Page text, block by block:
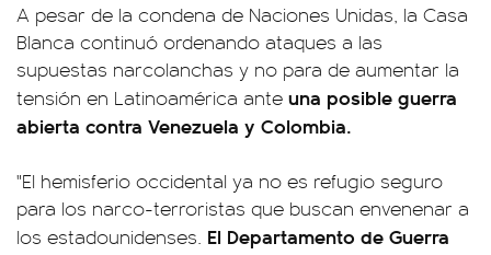
A pesar de la condena de Naciones Unidas, la Casa
Blanca continuó ordenando ataques a las
supuestas narcolanchas y no para de aumentar la
tensión en Latinoamérica ante una posible guerra
abierta contra Venezuela y Colombia.
"El hemisferio occidental ya no es refugio seguro
para los narco-terroristas que buscan envenenar a
los estadounidenses. El Departamento de Guerra